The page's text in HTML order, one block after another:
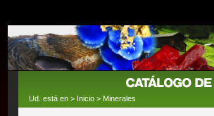
Ud. está en > Inicio > Minerales